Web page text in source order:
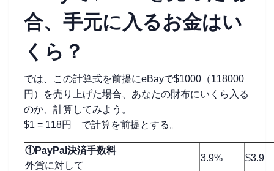
合、手元に入るお金はい
くら？
では、この計算式を前提にeBayで$1000（118000
円）を売り上げた場合、あなたの財布にいくら入る
のか、計算してみよう。
$1 = 118円 で計算を前提とする。
①PayPal決済手数料
外貨に対して
3.9% $3.9